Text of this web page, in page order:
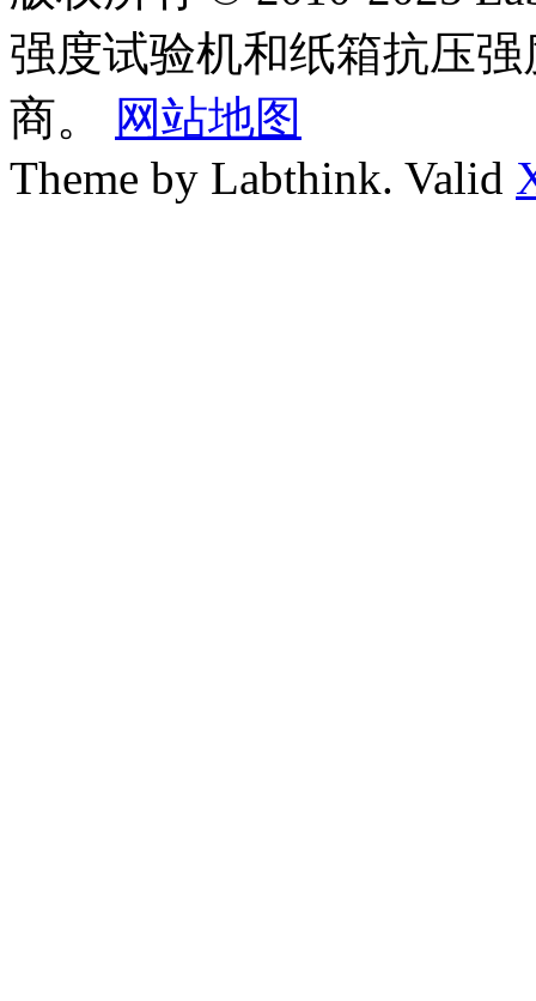
强度试验机和纸箱抗压
商。
网站地图
Theme by Labthink. Valid